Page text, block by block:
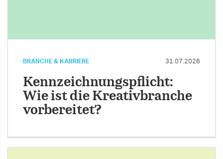
BRANCHE & KARRIERE 31.07.2026
Kennzeichnungspflicht:
Wie ist die Kreativbranche
vorbereitet?